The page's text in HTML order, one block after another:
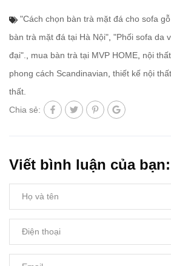
"Cách chọn bàn trà mặt đá cho sofa
bàn trà mặt đá tại Hà Nội", "Phối sofa da
đại"., mua bàn trà tại MVP HOME, nội
phong cách Scandinavian, thiết kế nội thất
thất.
Chia sẻ:
Viết bình luận của bạn: